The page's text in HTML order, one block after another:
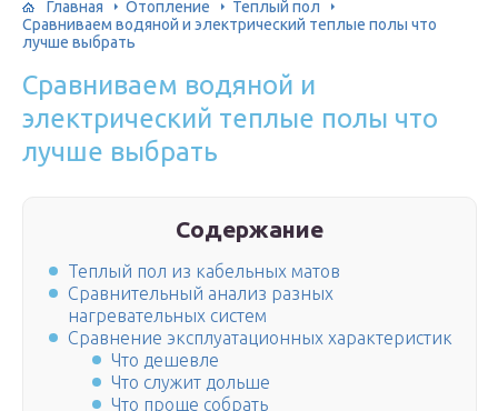
Главная Отопление
Теплый пол
Сравниваем водяной и электрический теплые полы что
лучше выбрать
Сравниваем водяной и
электрический теплые полы что
лучше выбрать
Содержание
Теплый пол из кабельных матов
Сравнительный анализ разных
нагревательных систем
Сравнение эксплуатационных характеристик
Что дешевле
Что служит дольше
Что проще собрать